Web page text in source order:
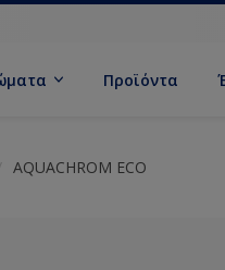
Προϊόντα
AQUACHROM ECO